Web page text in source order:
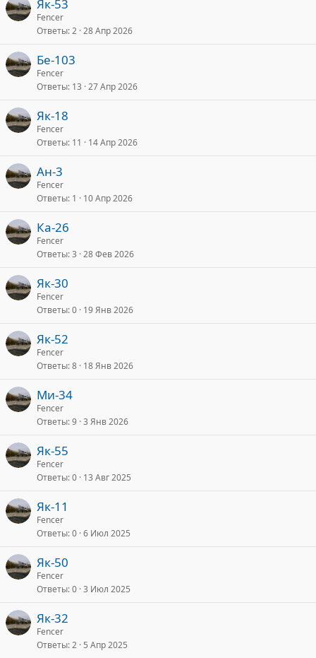
Як-53
Fencer
Ответы 2 28 Апр 2026
Бе-103
Fencer
Ответы 13 27 Апр 2026
Як-18
Fencer
Ответы 11 14 Апр 2026
Ан-3
Fencer
Ответы 1 10 Апр 2026
Ка-26
Fencer
Ответы 3 28 Фев 2026
Як-30
Fencer
Ответы 0 19 Янв 2026
Як-52
Fencer
Ответы 8 18 Янв 2026
Ми-34
Fencer
Ответы 9 3 Янв 2026
Як-55
Fencer
Ответы 0 13 Авг 2025
Як-11
Fencer
Ответы 0 6 Июл 2025
Як-50
Fencer
Ответы 0 3 Июл 2025
Як-32
Fencer
Ответы 2 5 Апр 2025